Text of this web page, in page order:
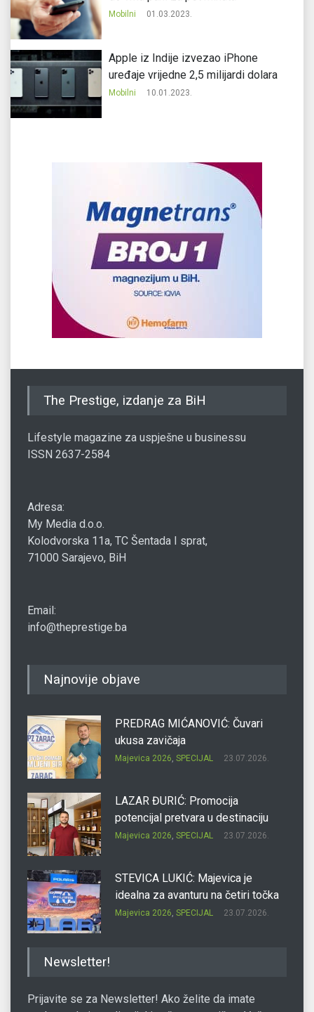
Mobilni 01.03.2023.
Apple iz Indije izvezao iPhone
uređaje vrijedne 2,5 milijardi dolara
Mobilni 10.01.2023.
The Prestige, izdanje za BiH
Lifestyle magazine za uspješne u businessu
ISSN 2637-2584
Adresa:
My Media d.o.o.
Kolodvorska 11a, TC Šentada I sprat,
71000 Sarajevo, BiH
Email:
info@theprestige.ba
Najnovije objave
PREDRAG MIĆANOVIĆ: Čuvari
ukusa zavičaja
Majevica 2026, SPECIJAL 23.07.2026.
LAZAR ĐURIĆ: Promocija
potencijal pretvara u destinaciju
Majevica 2026, SPECIJAL 23.07.2026.
STEVICA LUKIĆ: Majevica je
idealna za avanturu na četiri točka
Majevica 2026, SPECIJAL 23.07.2026.
Newsletter!
Prijavite se za Newsletter! Ako želite da imate